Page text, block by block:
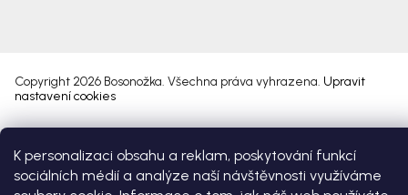
K personalizaci obsahu a reklam, poskytování funkcí
sociálních médií a analýze naší návštěvnosti využíváme
Copyright 2026 Bosonožka. Všechna práva vyhrazena. Upravit
nastavení cookies